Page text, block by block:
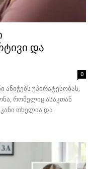
და
0
ანიჭებს უპირატესობას,
რომელიც ასაკთან
თხელია და